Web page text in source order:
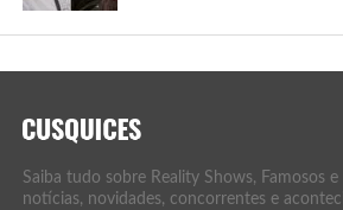
Saiba tudo sobre Reality Shows, Famosos
notícias, novidades, concorrentes e